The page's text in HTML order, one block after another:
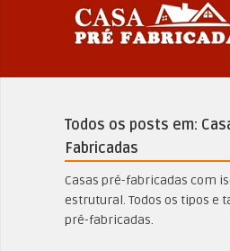
Todos os posts em:
Fabricadas
Casas pré-fabricadas com
estrutural. Todos os tipos e
pré-fabricadas.